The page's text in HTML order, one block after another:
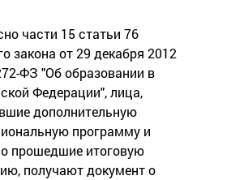
части 15 статьи 76
закона от 29 декабря 2012
ФЗ "Об образовании в
Федерации", лица,
дополнительную
программу и
прошедшие итоговую
получают документ о